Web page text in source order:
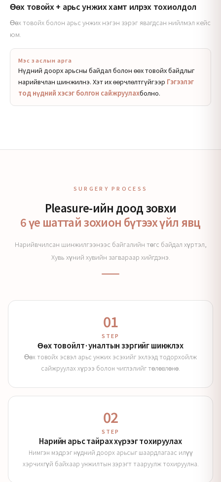
Өөх товойх + арьс унжих хамт илрэх тохиолдол
Өөх товойх болон арьс унжих нэгэн зэрэг явагдсан нийлмэл кейс
юм.
Мэс заслын арга
Нүдний доорх арьсны байдал болон өөх товойх байдлыг
нарийвчлан шинжилнэ. Хэт их өөрчлөлтгүйгээр Гэгээлэг
тод нүдний хэсэг болгон сайжруулахболно.
SURGERY PROCESS
Pleasure-ийн доод зовхи
6 үе шаттай зохион бүтээх үйл явц
Нарийвчилсан шинжилгээнээс байгалийн төгс байдал хүртэл,
Хувь хүний хувийн загвараар хийгдэнэ.
01
STEP
Өөх товойлт·уналтын зэргийг шинжлэх
Өөх товойх эсвэл арьс унжих эсэхийг эхлээд тодорхойлж
сайжруулах хүрээ болон чиглэлийг төлөвлөнө.
02
STEP
Нарийн арьс тайрах хүрээг тохируулах
Нимгэн мэдрэг нүдний доорх арьсыг шаардлагаас илүү
хэрчихгүй байхаар унжилтын зэрэгт тааруулж тохируулна.